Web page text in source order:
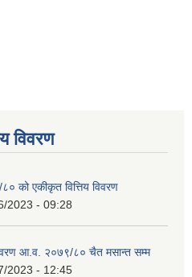
विवरण
को एकीकृत वित्तिय विवरण
2023 - 09:28
आ.व. २०७९/८० चैत मसान्त सम्म
2023 - 12:45